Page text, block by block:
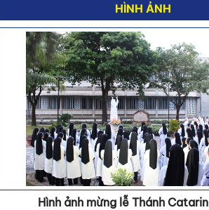
- Bài hát: Khúc ca Kim
Khánh
- Bài hát: Gương thánh
Catarina
- Bài hát: Catarina - người
môn đệ thừa sai
- Bài hát: Catarina - Ngôn
sứ tình yêu
- Bên Chúa
- Cùng Chúa vào đời
HÌNH ẢNH
Hình ảnh mừng lễ Thánh